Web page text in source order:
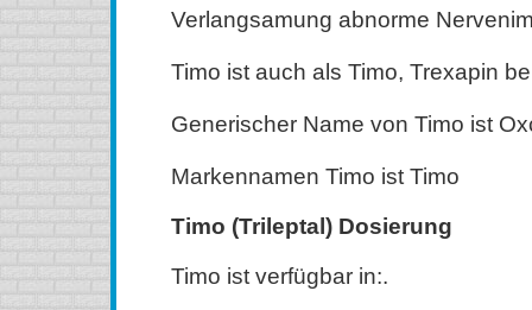
Verlangsamung abnorme
Timo ist auch als Timo, Trexapin
Generischer Name von Timo ist
Markennamen Timo ist Timo
Timo (Trileptal) Dosierung
Timo ist verfügbar in:.